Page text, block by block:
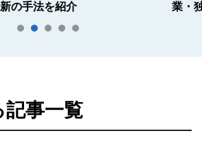
の手法を紹介
業・
事一覧